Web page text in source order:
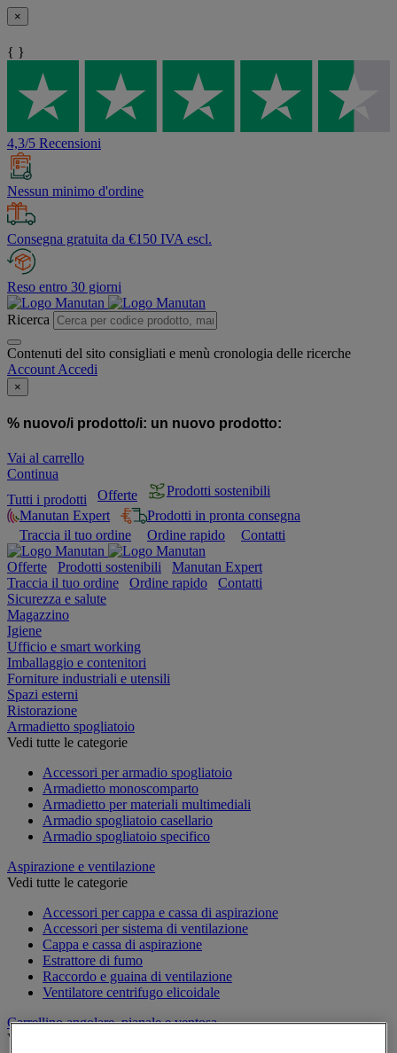
×
{ }
4,3/5 Recensioni
Nessun minimo d'ordine
Consegna gratuita da €150 IVA escl.
Reso entro 30 giorni
Ricerca
Contenuti del sito consigliati e menù cronologia delle ricerche
Account Accedi
×
% nuovo/i prodotto/i: un nuovo prodotto:
Vai al carrello
Continua
Tutti i prodotti
Offerte
Prodotti sostenibili
Manutan Expert
Prodotti in pronta consegna
Traccia il tuo ordine
Ordine rapido Contatti
Offerte Prodotti sostenibili
Manutan Expert
Traccia il tuo ordine
Ordine rapido
Contatti
Sicurezza e salute
Magazzino
Igiene
Ufficio e smart working
Imballaggio e contenitori
Forniture industriali e utensili
Spazi esterni
Ristorazione
Armadietto spogliatoio
Vedi tutte le categorie
Accessori per armadio spogliatoio
Armadietto monoscomparto
Armadietto per materiali multimediali
Armadio spogliatoio casellario
Armadio spogliatoio specifico
Aspirazione e ventilazione
Vedi tutte le categorie
Accessori per cappa e cassa di aspirazione
Accessori per sistema di ventilazione
Cappa e cassa di aspirazione
Estrattore di fumo
Raccordo e guaina di ventilazione
Ventilatore centrifugo elicoidale
Carrellino angolare, pianale e ventosa
Vedi tutte le categorie